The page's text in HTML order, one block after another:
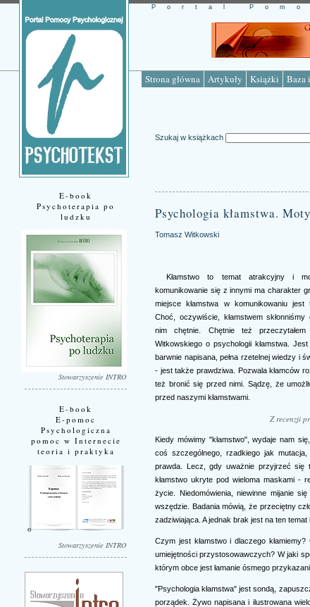
Strona główna Artykuły Książki Baza
Portal
E-book
Psychoterapia po
ludzku
Stowarzyszenie INTRO
E-book
E-pomoc
Psychologiczna
pomoc w Internecie
teoria i praktyka
Stowarzyszenie INTRO
Szukaj w książkach
Psychologia kłamstwa.
Tomasz Witkowski
Kłamstwo to temat atrakcyjny i
komunikowanie się z innymi ma charakter
miejsce kłamstwa w komunikowaniu jest
Choć, oczywiście, kłamstwem
nim chętnie. Chętnie też
Witkowskiego o psychologii kłamstwa.
barwnie napisana, pełna rzetelnej wiedzy i
- jest także prawdziwa. Pozwala kłamców
też bronić się przed nimi. Sądzę, że
przed naszymi kłamstwami.
Z recenzji
Kiedy mówimy "kłamstwo", wydaje nam
coś szczególnego, rzadkiego jak
prawda. Lecz, gdy uważnie przyjrzeć
kłamstwo ukryte pod wieloma maskami -
życie. Niedomówienia, niewinne mijanie
wszędzie. Badania mówią, że przeciętny
zadziwiająca. A jednak brak jest na ten
Czym jest kłamstwo i dlaczego
umiejętności przystosowawczych? W jaki
którym obce jest łamanie ósmego
"Psychologia kłamstwa" jest sondą,
porządek. Żywo napisana i ilustrowana